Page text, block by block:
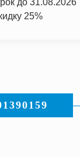
до 31.08.2026
25%